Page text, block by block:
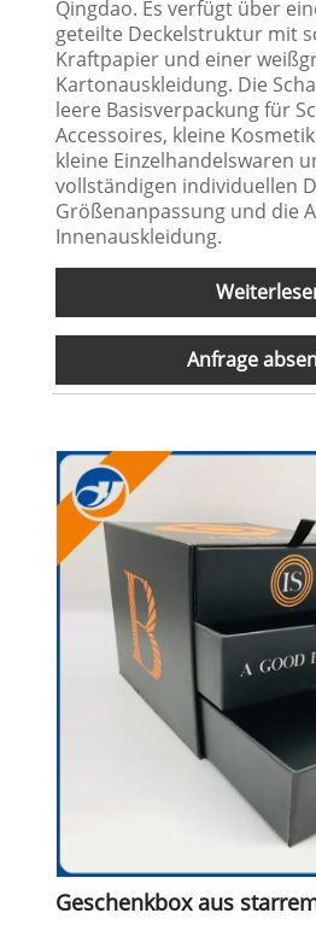
Qingdao. Es verfügt über
geteilte Deckelstruktur mit
Kraftpapier und einer
Kartonauskleidung. Die
leere Basisverpackung für
Accessoires, kleine
kleine Einzelhandelswaren
vollständigen individuellen
Größenanpassung und die
Innenauskleidung.
Anfrage
Geschenkbox aus